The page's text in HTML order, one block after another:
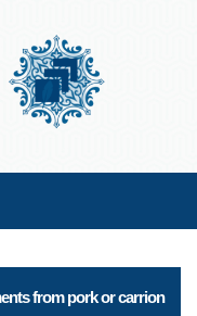
from pork or carrion